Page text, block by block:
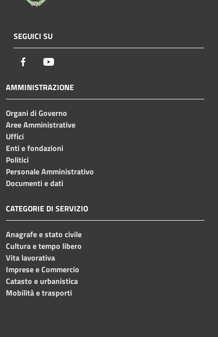
SEGUICI SU
Facebook
AMMINISTRAZIONE
Organi di Governo
Aree Amministrative
Uffici
Enti e fondazioni
Politici
Personale Amministrativo
Documenti e dati
CATEGORIE DI SERVIZIO
Anagrafe e stato civile
Cultura e tempo libero
Vita lavorativa
Imprese e Commercio
Catasto e urbanistica
Mobilità e trasporti